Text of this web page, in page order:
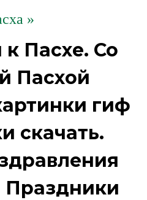
»
Пасхе. Со
Пасхой
гиф
скачать.